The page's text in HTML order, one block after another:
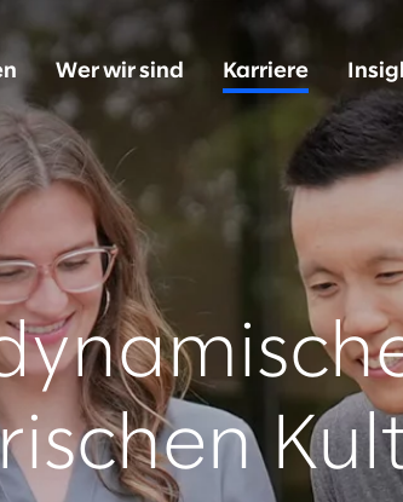
Wer wir sind Karriere